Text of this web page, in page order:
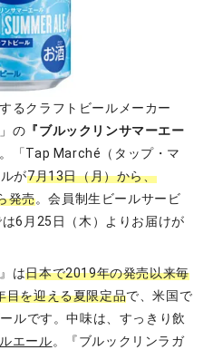
るクラフトビールメーカー
の 『ブルックリンサマーエー
「Tap Marché（タップ・マ
が7月13日（月）から、
発売。会員制生ビールサービ
6月25日（木）よりお届けが
は日本で2019年の発売以来毎
目を迎える夏限定品で、米国で
ルです。中味は、すっきり飲
エール。『ブルックリンラガ